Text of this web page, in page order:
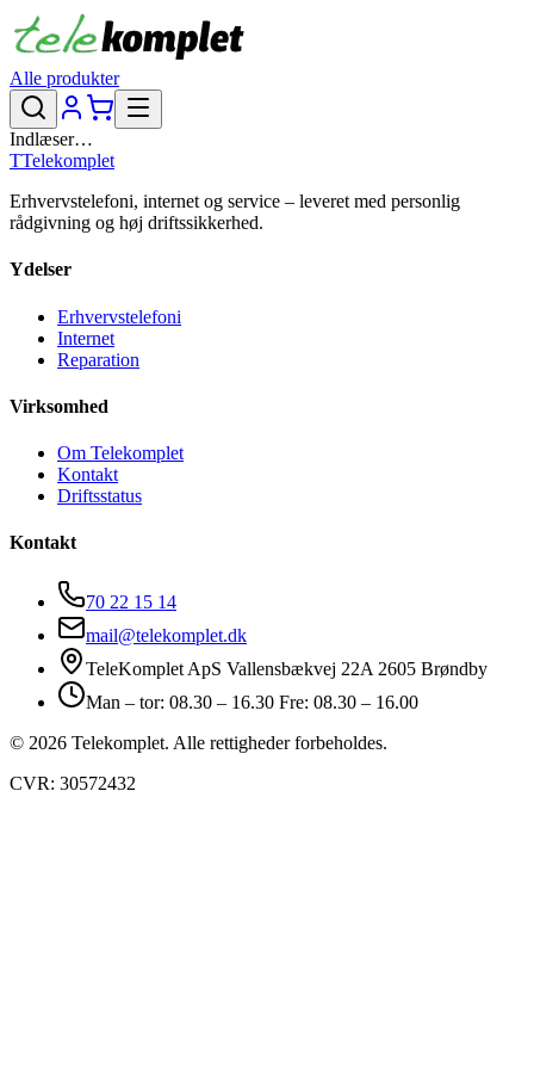
Alle produkter
Indlæser…
TTelekomplet
Erhvervstelefoni, internet og service – leveret med personlig
rådgivning og høj driftssikkerhed.
Ydelser
Erhvervstelefoni
Internet
Reparation
Virksomhed
Om Telekomplet
Kontakt
Driftsstatus
Kontakt
70 22 15 14
mail@telekomplet.dk
TeleKomplet ApS Vallensbækvej 22A 2605 Brøndby
Man – tor: 08.30 – 16.30 Fre: 08.30 – 16.00
© 2026 Telekomplet. Alle rettigheder forbeholdes.
CVR: 30572432